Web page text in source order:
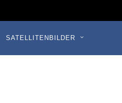
SATELLITENBILDER